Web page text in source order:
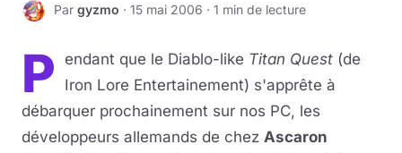
G Par gyzmo · 15 mai 2006 · 1 min de lecture
P endant que le Diablo-like Titan Quest (de
Iron Lore Entertainement) s'apprête à
débarquer prochainement sur nos PC, les
développeurs allemands de chez Ascaron